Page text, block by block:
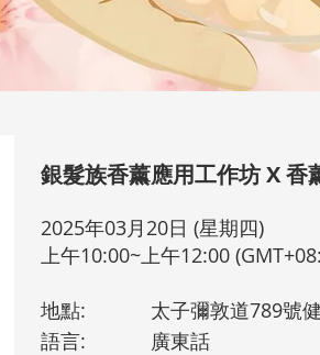
銀髮族香薰應用工作坊 X 香
2025年03月20日 (星期四)
上午10:00~上午12:00
地點:
太子彌敦道789號
語言:
廣東話